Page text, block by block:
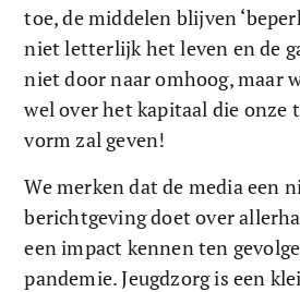
toe, de middelen blijven
niet letterlijk het leven en de
niet door naar omhoog, maar
wel over het kapitaal die onze
vorm zal geven!
We merken dat de media een
berichtgeving doet over
een impact kennen ten
pandemie. Jeugdzorg is een